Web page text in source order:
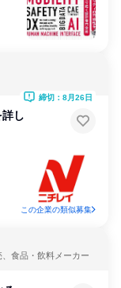
し
締切：8月26日
この企業の類似募集
食品・飲料メーカー